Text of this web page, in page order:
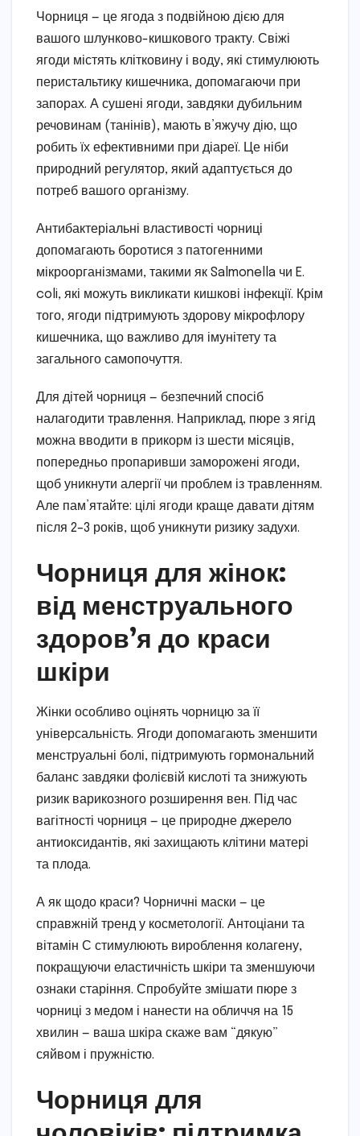
Чорниця — це ягода з подвійною дією для
вашого шлунково-кишкового тракту. Свіжі
ягоди містять клітковину і воду, які стимулюють
перистальтику кишечника, допомагаючи при
запорах. А сушені ягоди, завдяки дубильним
речовинам (танінів), мають в’яжучу дію, що
робить їх ефективними при діареї. Це ніби
природний регулятор, який адаптується до
потреб вашого організму.
Антибактеріальні властивості чорниці
допомагають боротися з патогенними
мікроорганізмами, такими як Salmonella чи E.
coli, які можуть викликати кишкові інфекції. Крім
того, ягоди підтримують здорову мікрофлору
кишечника, що важливо для імунітету та
загального самопочуття.
Для дітей чорниця — безпечний спосіб
налагодити травлення. Наприклад, пюре з ягід
можна вводити в прикорм із шести місяців,
попередньо пропаривши заморожені ягоди,
щоб уникнути алергії чи проблем із травленням.
Але пам’ятайте: цілі ягоди краще давати дітям
після 2–3 років, щоб уникнути ризику задухи.
Чорниця для жінок:
від менструального
здоров’я до краси
шкіри
Жінки особливо оцінять чорницю за її
універсальність. Ягоди допомагають зменшити
менструальні болі, підтримують гормональний
баланс завдяки фолієвій кислоті та знижують
ризик варикозного розширення вен. Під час
вагітності чорниця — це природне джерело
антиоксидантів, які захищають клітини матері
та плода.
А як щодо краси? Чорничні маски — це
справжній тренд у косметології. Антоціани та
вітамін С стимулюють вироблення колагену,
покращуючи еластичність шкіри та зменшуючи
ознаки старіння. Спробуйте змішати пюре з
чорниці з медом і нанести на обличчя на 15
хвилин — ваша шкіра скаже вам “дякую”
сяйвом і пружністю.
Чорниця для